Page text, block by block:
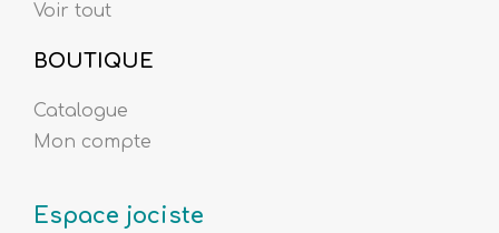
Voir tout
BOUTIQUE
Catalogue
Mon compte
Espace jociste